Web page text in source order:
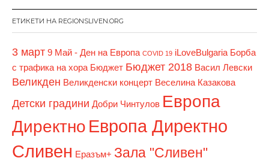
ЕТИКЕТИ НА REGIONSLIVEN.ORG
3 март 9 Май - Ден на Европа COVID 19 iLoveBulgaria Борба
с трафика на хора Бюджет Бюджет 2018 Васил Левски
Великден Великденски концерт Веселина Казакова
Детски градини Добри Чинтулов Европа
Директно Европа Директно
Сливен Еразъм+ Зала "Сливен"